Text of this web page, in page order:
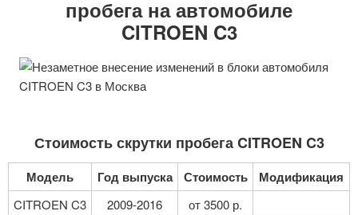
пробега на автомобиле
CITROEN C3
Стоимость скрутки пробега CITROEN C3
Модель Год выпуска Стоимость Модификация
CITROEN C3 2009-2016 от 3500 р.